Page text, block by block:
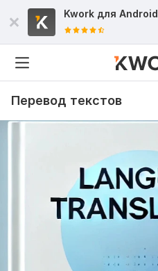
Kwork для Android
Перевод текстов